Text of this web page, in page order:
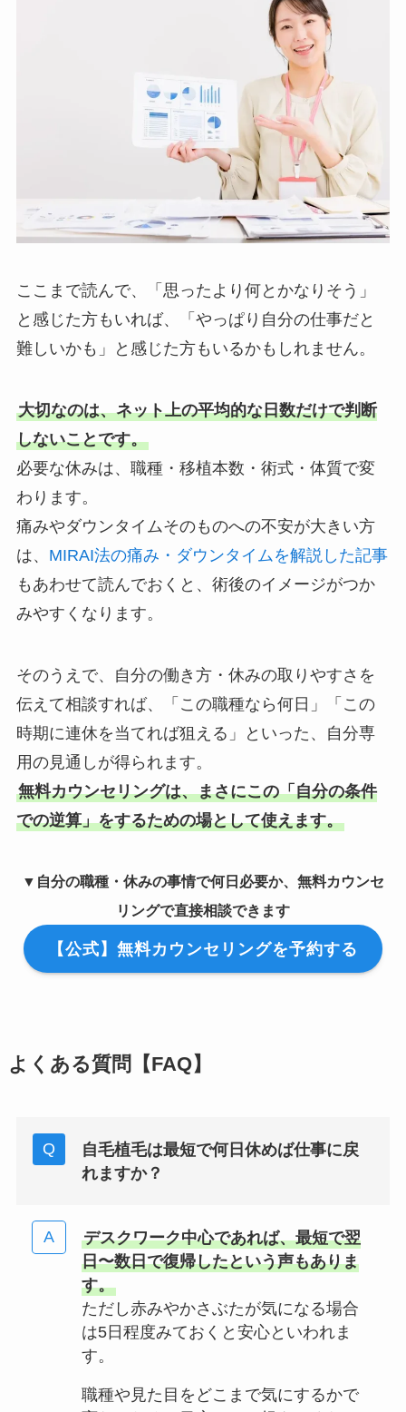
ここまで読んで、「思ったより何とかなりそう」
と感じた方もいれば、「やっぱり自分の仕事だと
難しいかも」と感じた方もいるかもしれません。
大切なのは、ネット上の平均的な日数だけで判断
しないことです。
必要な休みは、職種・移植本数・術式・体質で変
わります。
痛みやダウンタイムそのものへの不安が大きい方
は、 MIRAI法の痛み・ダウンタイムを解説した記事
もあわせて読んでおくと、術後のイメージがつか
みやすくなります。
そのうえで、自分の働き方・休みの取りやすさを
伝えて相談すれば、「この職種なら何日」「この
時期に連休を当てれば狙える」といった、自分専
用の見通しが得られます。
無料カウンセリングは、まさにこの「自分の条件
での逆算」をするための場として使えます。
▼自分の職種・休みの事情で何日必要か、無料カウンセ
リングで直接相談できます
【公式】無料カウンセリングを予約する
よくある質問【FAQ】
自毛植毛は最短で何日休めば仕事に戻
れますか？
デスクワーク中心であれば、最短で翌
日〜数日で復帰したという声もありま
す。
ただし赤みやかさぶたが気になる場合
は5日程度みておくと安心といわれま
す。
職種や見た目をどこまで気にするかで